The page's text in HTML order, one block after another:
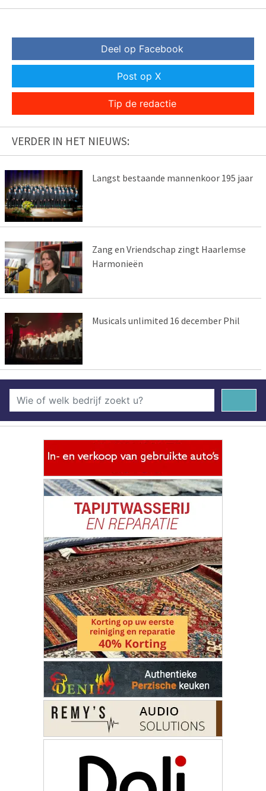
Deel op Facebook
Post op X
Tip de redactie
VERDER IN HET NIEUWS:
Langst bestaande mannenkoor 195 jaar
Zang en Vriendschap zingt Haarlemse
Harmonieën
Musicals unlimited 16 december Phil